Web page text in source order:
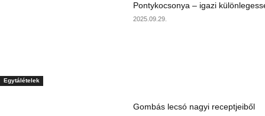
Egytálételek
Pontykocsonya – igazi
2025.09.29.
Gombás lecsó nagyi receptjeiből